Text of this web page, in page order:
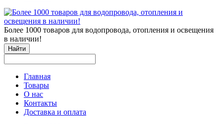
Более 1000 товаров для водопровода, отопления и освещения
в наличии!
Найти
Главная
Товары
О нас
Контакты
Доставка и оплата